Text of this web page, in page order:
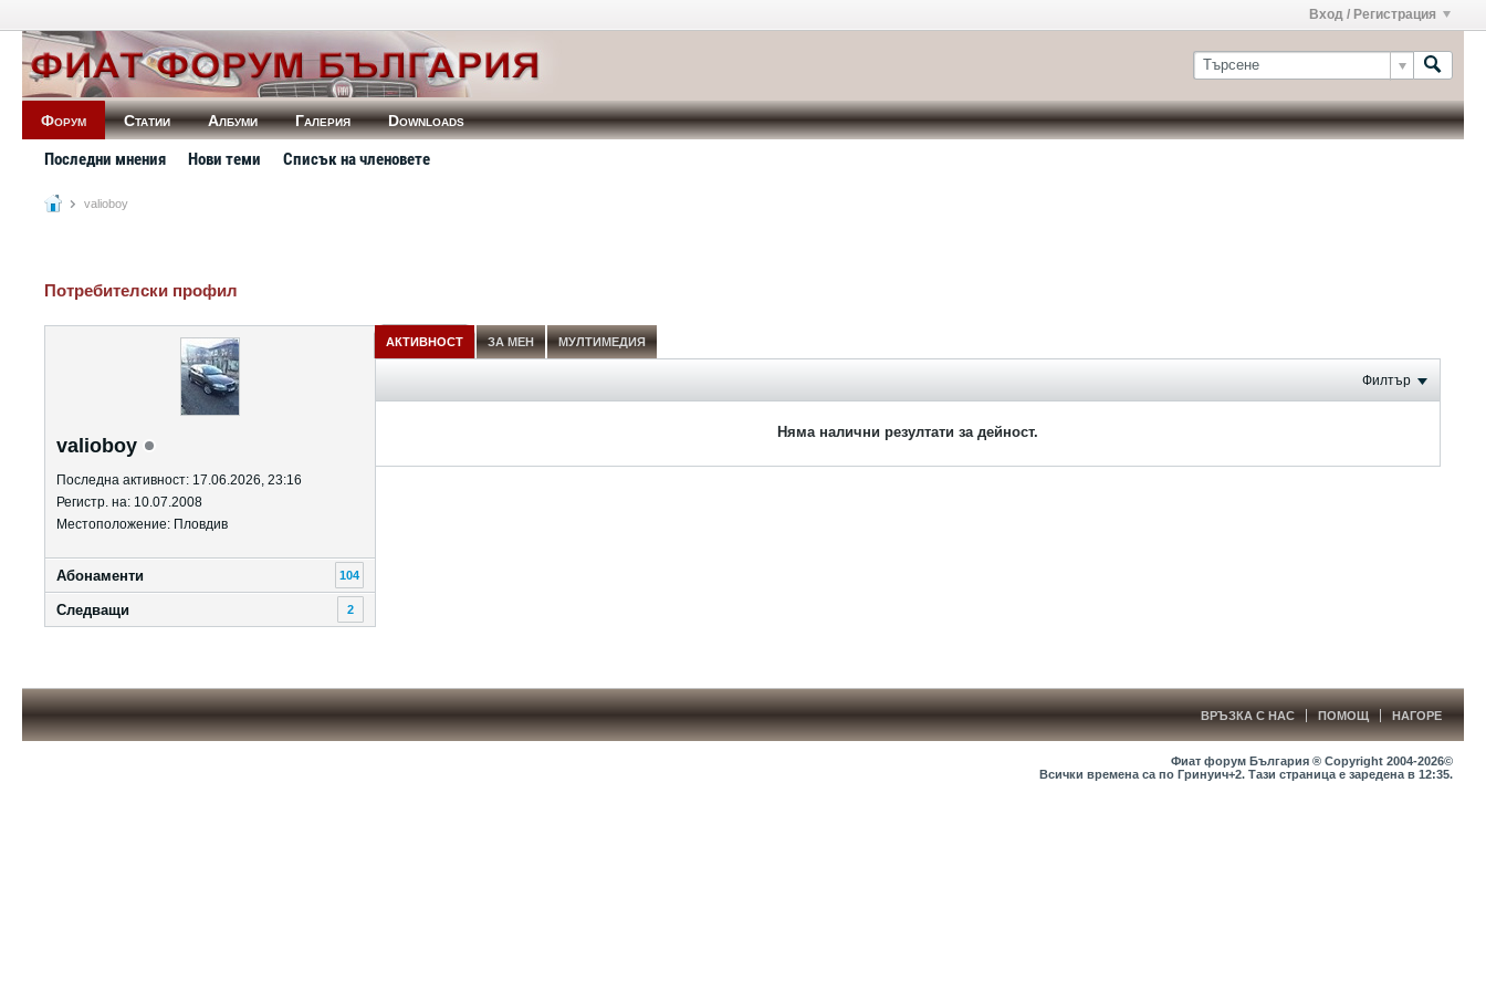
Вход / Регистрация
Форум Статии Албуми Галерия Downloads
Последни мнения Нови теми Списък на членовете
valioboy
Потребителски профил
valioboy
Последна активност: 17.06.2026, 23:16
Регистр. на: 10.07.2008
Местоположение: Пловдив
Абонаменти 104
Следващи 2
АКТИВНОСТ ЗА МЕН МУЛТИМЕДИЯ
Филтър
Няма налични резултати за дейност.
ВРЪЗКА С НАС ПОМОЩ НАГОРЕ
Фиат форум България ® Copyright 2004-2026©
Всички времена са по Гринуич+2. Тази страница е заредена в 12:35.